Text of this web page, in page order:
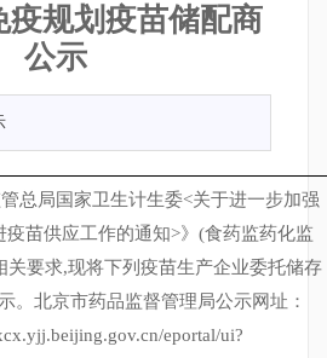
疫规划疫苗储配商
公示
总局国家卫生计生委<关于进一步加强
疫苗供应工作的通知>》(食药监药化监
关要求,现将下列疫苗生产企业委托储存
。北京市药品监督管理局公示网址：
eportal/ui?